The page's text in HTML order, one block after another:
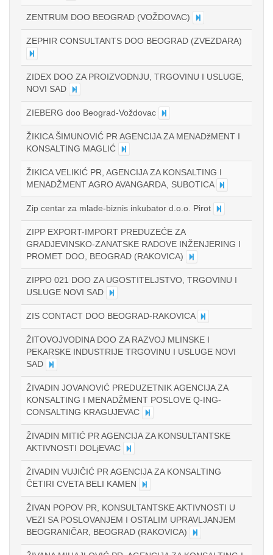
ZENTRUM DOO BEOGRAD (VOŽDOVAC)
ZEPHIR CONSULTANTS DOO BEOGRAD (ZVEZDARA)
ZIDEX DOO ZA PROIZVODNJU, TRGOVINU I USLUGE,
NOVI SAD
ZIEBERG doo Beograd-Voždovac
ŽIKICA ŠIMUNOVIĆ PR AGENCIJA ZA MENADžMENT I
KONSALTING MAGLIĆ
ŽIKICA VELIKIĆ PR, AGENCIJA ZA KONSALTING I
MENADŽMENT AGRO AVANGARDA, SUBOTICA
Zip centar za mlade-biznis inkubator d.o.o. Pirot
ZIPP EXPORT-IMPORT PREDUZEĆE ZA
GRADJEVINSKO-ZANATSKE RADOVE INŽENJERING I
PROMET DOO, BEOGRAD (RAKOVICA)
ZIPPO 021 DOO ZA UGOSTITELJSTVO, TRGOVINU I
USLUGE NOVI SAD
ZIS CONTACT DOO BEOGRAD-RAKOVICA
ŽITOVOJVODINA DOO ZA RAZVOJ MLINSKE I
PEKARSKE INDUSTRIJE TRGOVINU I USLUGE NOVI
SAD
ŽIVADIN JOVANOVIĆ PREDUZETNIK AGENCIJA ZA
KONSALTING I MENADŽMENT POSLOVE Q-ING-
CONSALTING KRAGUJEVAC
ŽIVADIN MITIĆ PR AGENCIJA ZA KONSULTANTSKE
AKTIVNOSTI DOLjEVAC
ŽIVADIN VUJIČIĆ PR AGENCIJA ZA KONSALTING
ČETIRI CVETA BELI KAMEN
ŽIVAN POPOV PR, KONSULTANTSKE AKTIVNOSTI U
VEZI SA POSLOVANJEM I OSTALIM UPRAVLJANJEM
BEOGRANIČAR, BEOGRAD (RAKOVICA)